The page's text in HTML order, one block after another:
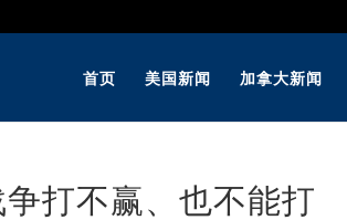
首页 美国新闻 加拿大新闻
打不赢、也不能打